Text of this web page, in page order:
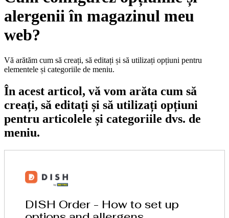
alergenii în magazinul meu
web?
Vă arătăm cum să creați, să editați și să utilizați opțiuni pentru
elementele și categoriile de meniu.
În acest articol, vă vom arăta cum să
creați, să editați și să utilizați opțiuni
pentru articolele și categoriile dvs. de
meniu.